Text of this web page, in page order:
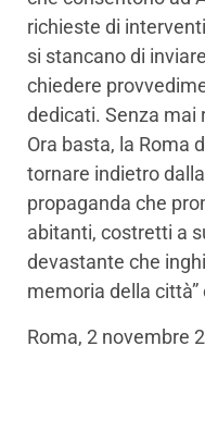
richieste di
si stancano di
chiedere
dedicati. Senza mai
Ora basta, la Roma
tornare indietro
propaganda che
abitanti, costretti a
devastante che
memoria della
Roma, 2 novembre